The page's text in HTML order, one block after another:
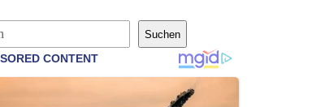
Suchen